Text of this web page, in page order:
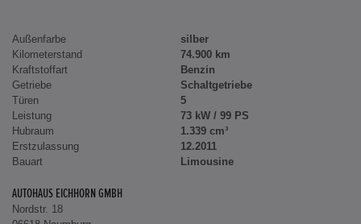
Außenfarbe
silber
Kilometerstand
74.900 km
Kraftstoffart
Benzin
Getriebe
Schaltgetriebe
Türen
5
Leistung
73 kW / 99 PS
Hubraum
1.339 cm³
Erstzulassung
12.2011
Bauart
Limousine
AUTOHAUS EICHHORN GMBH
Nordstr. 18